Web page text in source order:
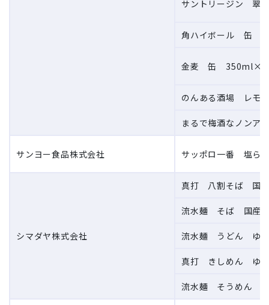
サントリージン 翠
角ハイボール 缶
金麦 缶 350ml×6
のんある酒場 レ
まるで梅酒なノン
サンヨー食品株式会社 サッポロ一番 塩
シマダヤ株式会社
真打 八割そば 国
流水麺 そば 国産
流水麺 うどん ゆ
真打 きしめん ゆ
流水麺 そうめん